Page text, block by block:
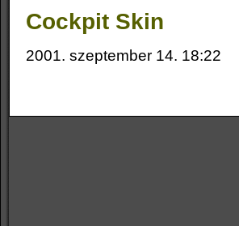
Cockpit Skin
2001. szeptember 14. 18:22